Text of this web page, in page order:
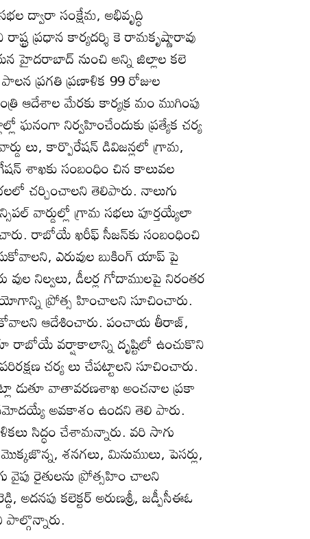
ద్వారా సంక్షేమ, అభివృద్ధి
రాష్ట్ర ప్రధాన కార్యదర్శి కె రామకృష్ణారావు
హైదరాబాద్‌ నుంచి అన్ని జిల్లాల కలె
ప్రగతి ప్రణాళిక 99 రోజుల
ఆదేశాల మేరకు కార్యక్ర మం ముగింపు
ఘనంగా నిర్వహించేందుకు ప్రత్యేక చర్య
లు, కార్పొరేషన్‌ డివిజన్లలో గ్రామ,
శాఖకు సంబంధిం చిన కాలువల
చర్చించాలని తెలిపారు. నాలుగు
వార్డుల్లో గ్రామ సభలు పూర్తయ్యేలా
రాబోయే ఖరీఫ్‌ సీజన్‌కు సంబంధించి
ఎరువుల బుకింగ్‌ యాప్‌ పై
నిల్వలు, డీలర్ల గోదాములపై నిరంతర
ప్రోత్స హించాలని సూచించారు.
ఆదేశించారు. పంచాయ తీరాజ్‌,
రాబోయే వర్షాకాలాన్ని దృష్టిలో ఉంచుకొని
చర్య లు చేపట్టాలని సూచించారు.
డుతూ వాతావరణశాఖ అంచనాల ప్రకా
నమోదయ్యే అవకాశం ఉందని తెలి పారు.
సిద్ధం చేశామన్నారు. వరి సాగు
మొక్కజొన్న, శనగలు, మినుములు, పెసర్లు,
రైతులను ప్రోత్సహిం చాలని
అదనపు కలెక్టర్‌ అరుణశ్రీ, జడ్పీసీఈఓ